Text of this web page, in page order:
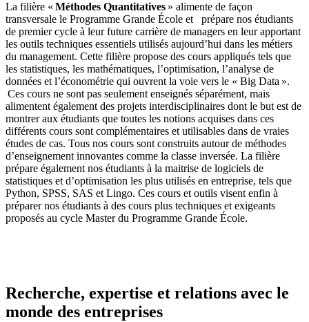
La filière « Méthodes Quantitatives » alimente de façon
transversale le Programme Grande École et prépare nos étudiants
de premier cycle à leur future carrière de managers en leur apportant
les outils techniques essentiels utilisés aujourd’hui dans les métiers
du management. Cette filière propose des cours appliqués tels que
les statistiques, les mathématiques, l’optimisation, l’analyse de
données et l’économétrie qui ouvrent la voie vers le « Big Data ».
Ces cours ne sont pas seulement enseignés séparément, mais
alimentent également des projets interdisciplinaires dont le but est de
montrer aux étudiants que toutes les notions acquises dans ces
différents cours sont complémentaires et utilisables dans de vraies
études de cas. Tous nos cours sont construits autour de méthodes
d’enseignement innovantes comme la classe inversée. La filière
prépare également nos étudiants à la maitrise de logiciels de
statistiques et d’optimisation les plus utilisés en entreprise, tels que
Python, SPSS, SAS et Lingo. Ces cours et outils visent enfin à
préparer nos étudiants à des cours plus techniques et exigeants
proposés au cycle Master du Programme Grande École.
Recherche, expertise et relations avec le
monde des entreprises